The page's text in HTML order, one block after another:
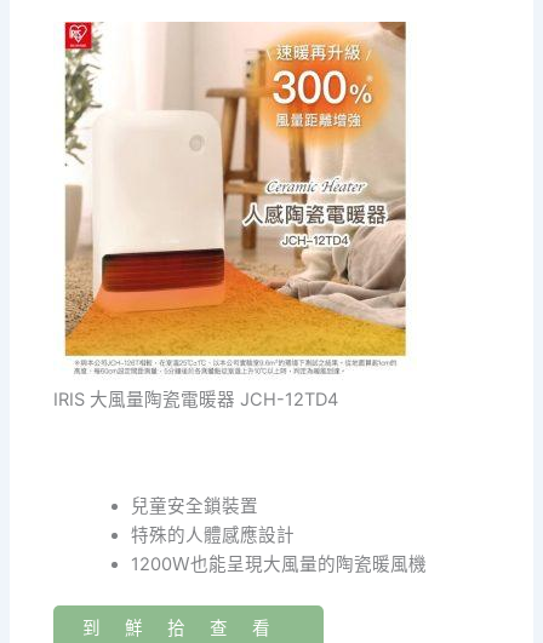
IRIS 大風量陶瓷電暖器 JCH-12TD4
兒童安全鎖裝置
特殊的人體感應設計
1200Ｗ也能呈現大風量的陶瓷暖風機
到鮮拾查看